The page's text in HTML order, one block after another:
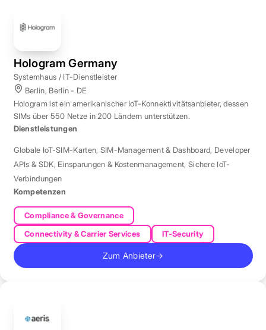
Hologram Germany
Systemhaus / IT-Dienstleister
Berlin, Berlin - DE
Hologram ist ein amerikanischer IoT-Konnektivitätsanbieter, dessen
SIMs über 550 Netze in 200 Ländern unterstützen.
Dienstleistungen
Globale IoT-SIM-Karten, SIM-Management & Dashboard, Developer
APIs & SDK, Einsparungen & Kostenmanagement, Sichere IoT-
Verbindungen
Kompetenzen
Compliance & Governance
Connectivity & Carrier Services
IT-Security
Zum Anbieter→